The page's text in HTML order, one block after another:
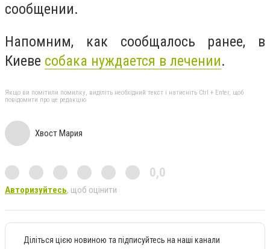
сообщении.
Напомним, как сообщалось ранее, в
Киеве собака нуждается в лечении.
Якщо ви помітили помилку, виділіть необхідний текст і натисніть Ctrl + Enter, щоб
повідомити про це редакцію
Хвост Мария
0,0
Авторизуйтесь, щоб оцінити
Діліться цією новиною та підписуйтесь на наші канали